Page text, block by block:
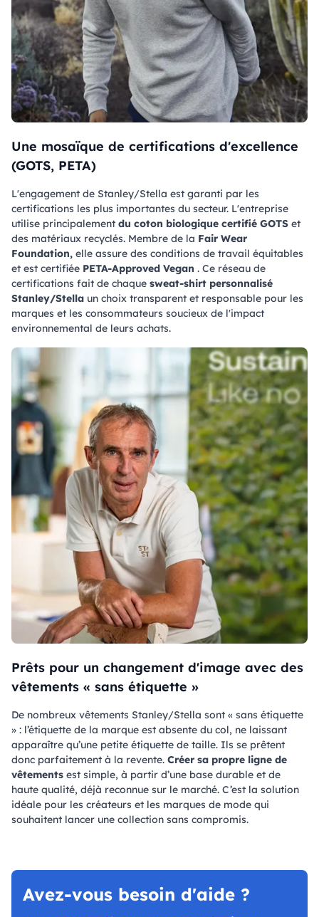
Une mosaïque de certifications d'excellence
(GOTS, PETA)
L'engagement de Stanley/Stella est garanti par les
certifications les plus importantes du secteur. L'entreprise
utilise principalement du coton biologique certifié GOTS et
des matériaux recyclés. Membre de la Fair Wear
Foundation, elle assure des conditions de travail équitables
et est certifiée PETA-Approved Vegan . Ce réseau de
certifications fait de chaque sweat-shirt personnalisé
Stanley/Stella un choix transparent et responsable pour les
marques et les consommateurs soucieux de l'impact
environnemental de leurs achats.
Prêts pour un changement d'image avec des
vêtements « sans étiquette »
De nombreux vêtements Stanley/Stella sont « sans étiquette
» : l’étiquette de la marque est absente du col, ne laissant
apparaître qu’une petite étiquette de taille. Ils se prêtent
donc parfaitement à la revente. Créer sa propre ligne de
vêtements est simple, à partir d’une base durable et de
haute qualité, déjà reconnue sur le marché. C’est la solution
idéale pour les créateurs et les marques de mode qui
souhaitent lancer une collection sans compromis.
Avez-vous besoin d'aide ?